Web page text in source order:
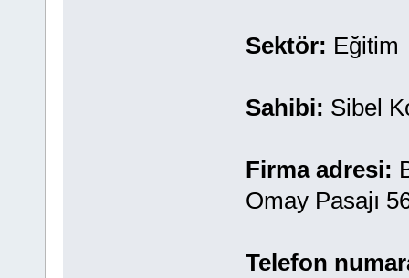
Sektör: Eğitim
Sahibi: Sibel
Firma adresi:
Omay Pasajı
Telefon